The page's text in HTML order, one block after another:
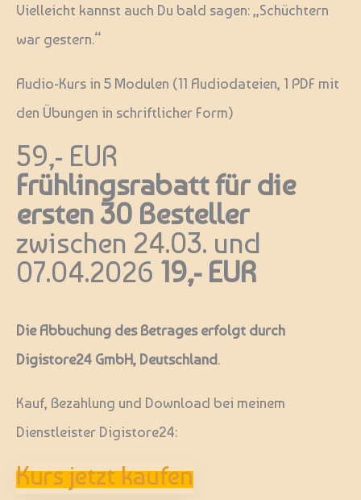
Vielleicht kannst auch Du bald sagen: „Schüchtern
war gestern.“
Audio-Kurs in 5 Modulen (11 Audiodateien, 1 PDF mit
den Übungen in schriftlicher Form)
59,- EUR
Frühlingsrabatt für die
ersten 30 Besteller
zwischen 24.03. und
07.04.2026 19,- EUR
Die Abbuchung des Betrages erfolgt durch
Digistore24 GmbH, Deutschland.
Kauf, Bezahlung und Download bei meinem
Dienstleister Digistore24:
Kurs jetzt kaufen